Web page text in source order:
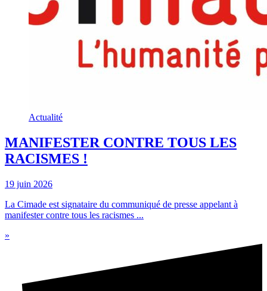
Actualité
MANIFESTER CONTRE TOUS LES
RACISMES !
19 juin 2026
La Cimade est signataire du communiqué de presse appelant à
manifester contre tous les racismes ...
»